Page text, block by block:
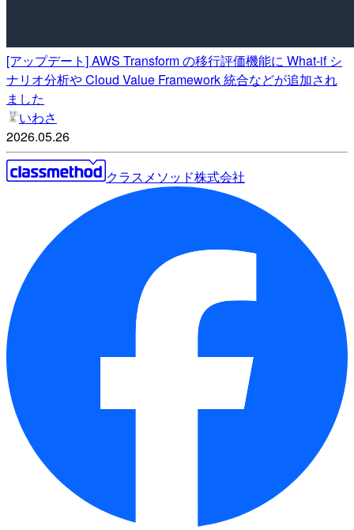
[アップデート] AWS Transform の移行評価機能に What-if シ
ナリオ分析や Cloud Value Framework 統合などが追加され
ました
いわさ
2026.05.26
クラスメソッド株式会社